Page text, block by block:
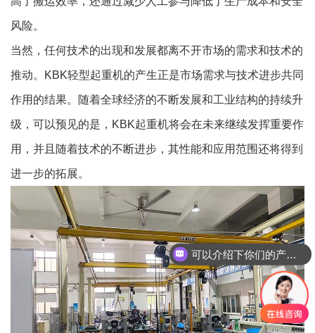
风险。
当然，任何技术的出现和发展都离不开市场的需求和技术的
推动。KBK轻型起重机的产生正是市场需求与技术进步共同
作用的结果。随着全球经济的不断发展和工业结构的持续升
级，可以预见的是，KBK起重机将会在未来继续发挥重要作
用，并且随着技术的不断进步，其性能和应用范围还将得到
进一步的拓展。
可以介绍下你们的产品么